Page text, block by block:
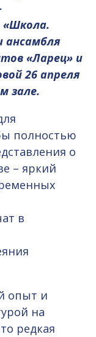
«Школа.
ансамбля
«Ларец» и
26 апреля
зале.
полностью
о
– яркий
в
опыт и
на
редкая